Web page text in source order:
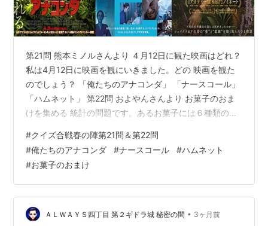
第21問 熊本ミノルさんより ４月12日に観た映画はどれ？
私は4月12日に映画を観にいきました。どの 映画を観た
のでしょう？ 「俺たちのアナコンダ」 「ナースコール」
「ハムネット」 第22問 およやんさんより お菓子のおま
けを集める 統計の問題です。あるお菓子には６種類のお
つ買えば６種類のおまけを集められるでしょうか？ 11個
15個 18個 締切りは28日の24時です。 回答は第２ギドラ
城へ ghidorahcula.hatenablog.com 第15問＆第16問の締
切りは24日の24時です。お忘れなく。 得点順位 ４月24
日午後６時現…
#クイズ合戦春の陣第21問＆第22問
#俺たちのアナコンダ #ナースコール #ハムネット
#お菓子のおまけ
ＡＬＷＡＹＳ四丁目 第２ギドラ城 秘密の間 • 3ヶ月前